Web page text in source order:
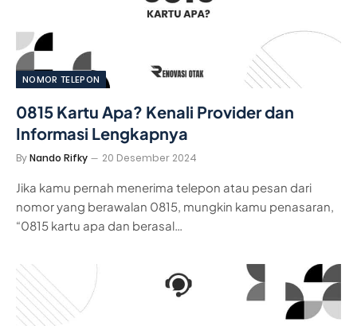
NOMOR TELEPON
0815 Kartu Apa? Kenali Provider dan
Informasi Lengkapnya
ByNando Rifky 20 Desember 2024
Jika kamu pernah menerima telepon atau pesan dari
nomor yang berawalan 0815, mungkin kamu penasaran,
“0815 kartu apa dan berasal…